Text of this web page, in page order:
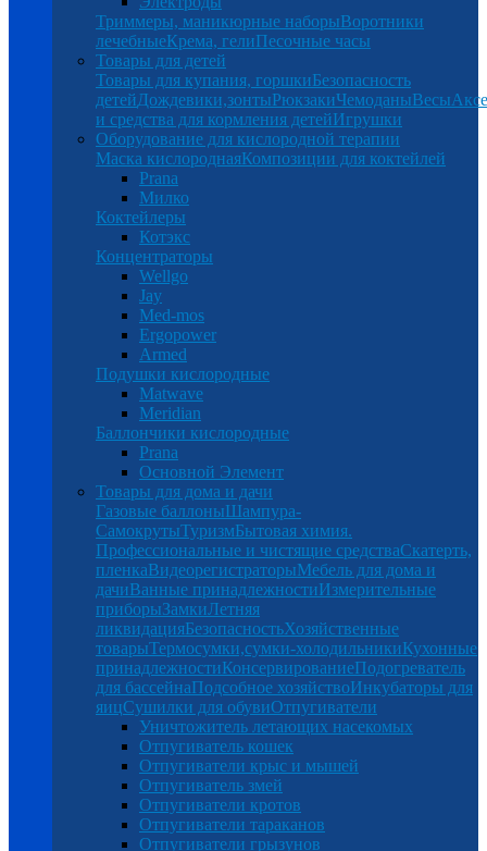
Триммеры, маникюрные наборыВоротники
лечебныеКрема, гелиПесочные часы
Товары для детей
Товары для купания, горшкиБезопасность
детейДождевики,зонтыРюкзакиЧемоданыВесы
и средства для кормления детейИгрушки
Оборудование для кислородной терапии
Маска кислороднаяКомпозиции для коктейлей
Prana
Милко
Коктейлеры
Котэкс
Концентраторы
Wellgo
Jay
Med-mos
Ergopower
Armed
Подушки кислородные
Matwave
Meridian
Баллончики кислородные
Prana
Основной Элемент
Товары для дома и дачи
Газовые баллоныШампура-
СамокрутыТуризмБытовая химия.
Профессиональные и чистящие средстваСкатерть,
пленкаВидеорегистраторыМебель для дома и
дачиВанные принадлежностиИзмерительные
приборыЗамкиЛетняя
ликвидацияБезопасностьХозяйственные
товарыТермосумки,сумки-холодильникиКухонные
принадлежностиКонсервированиеПодогреватель
для бассейнаПодсобное хозяйствоИнкубаторы для
яицСушилки для обувиОтпугиватели
Уничтожитель летающих насекомых
Отпугиватель кошек
Отпугиватели крыс и мышей
Отпугиватель змей
Отпугиватели кротов
Отпугиватели тараканов
Отпугиватели грызунов